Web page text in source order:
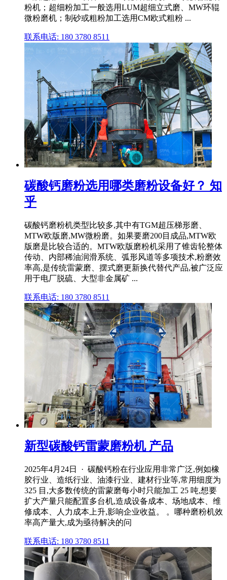
粉机；超细粉加工一般选用LUM超细立式磨、MW环辊
微粉磨机；制砂或粗粉加工选用CM欧式粗粉 ...
联系电话: 180 3780 8511
碳酸钙磨粉选用哪类磨粉设备好？ 知
乎
碳酸钙磨粉机类型比较多,其中有TGM超压梯形磨、
MTW欧版磨,MW微粉磨。如果要磨200目成品,MTW欧
版磨是比较合适的。MTW欧版磨粉机采用了锥齿轮整体
传动、内部稀油润滑系统、弧形风道等多项技术,粉磨效
率高,是传统雷蒙磨、摆式磨更新换代替代产品,被广泛应
用于电厂脱硫、大型非金属矿 ...
联系电话: 180 3780 8511
新型碳酸钙雷蒙磨粉机 产品
2025年4月24日 · 碳酸钙粉在行业应用非常广泛,例如橡
胶行业、造纸行业、油漆行业、建材行业等,常用细度为
325 目,大多数传统的雷蒙磨每小时只能加工 25 吨,想要
扩大产量只能配置多台机,造成设备成本、场地成本、维
修成本、人力成本上升,影响企业收益。 。哪种磨粉机效
率高产量大,成为亟待解决的问
联系电话: 180 3780 8511